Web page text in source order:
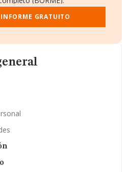
Ventas y Empleados.
y Administradores.
complementaria.
GRATUITO